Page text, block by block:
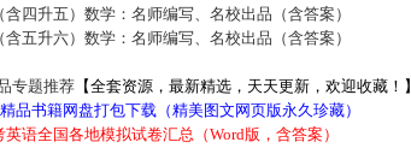
四升五）数学：名师编写、名校出品（含答案）
五升六）数学：名师编写、名校出品（含答案）
专题推荐【全套资源，最新精选，天天更新，欢迎收藏！】
品书籍网盘打包下载（精美图文网页版永久珍藏）
语全国各地模拟试卷汇总（Word版，含答案）